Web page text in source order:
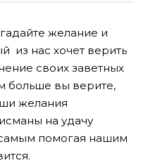
желание и
из нас хочет верить
своих заветных
больше вы верите,
желания
на удачу
помогая нашим